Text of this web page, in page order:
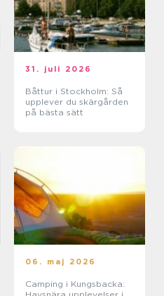
31. juli 2026
Båttur i Stockholm: Så
upplever du skärgården
på bästa sätt
06. maj 2026
Camping i Kungsbacka: